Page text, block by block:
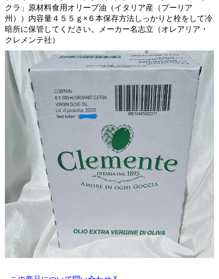
クラ」原材料食用オリーブ油（イタリア産（プーリア
州））内容量４５５ｇ×６本保存方法しっかりと栓をして冷
暗所に保管してください。メーカー名志立（オレアリア・
クレメンテ社）